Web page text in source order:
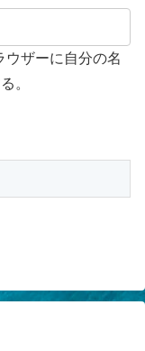
ウザーに自分の名
。